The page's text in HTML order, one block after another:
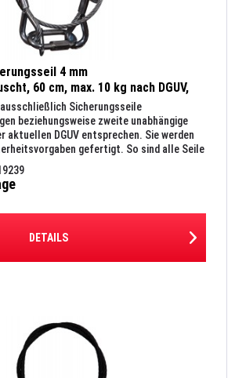
4 mm
60 cm, max. 10 kg nach DGUV,
silber
Sicherungsseile
beziehungsweise zweite unabhängige
aktuellen DGUV entsprechen. Sie werden
gefertigt. So sind alle Seile
DETAILS